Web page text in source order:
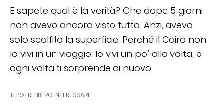
E sapete qual è la verità? Che dopo 5 giorni
non avevo ancora visto tutto. Anzi, avevo
solo scalfito la superficie. Perché il Cairo non
lo vivi in un viaggio: lo vivi un po’ alla volta, e
ogni volta ti sorprende di nuovo.
TI POTREBBERO INTERESSARE